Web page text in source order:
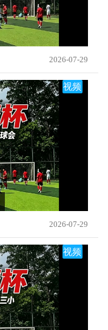
2026-07-29
视频
2026-07-29
视频